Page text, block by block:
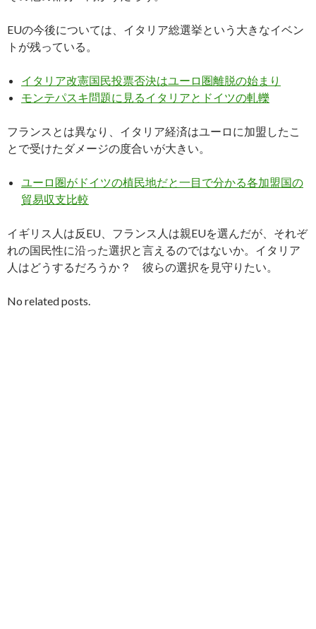
EUの今後については、イタリア総選挙という大きなイベン
トが残っている。
イタリア改憲国民投票否決はユーロ圏離脱の始まり
モンテパスキ問題に見るイタリアとドイツの軋轢
フランスとは異なり、イタリア経済はユーロに加盟したこ
とで受けたダメージの度合いが大きい。
ユーロ圏がドイツの植民地だと一目で分かる各加盟国の
貿易収支比較
イギリス人は反EU、フランス人は親EUを選んだが、それぞ
れの国民性に沿った選択と言えるのではないか。イタリア
人はどうするだろうか？ 彼らの選択を見守りたい。
No related posts.